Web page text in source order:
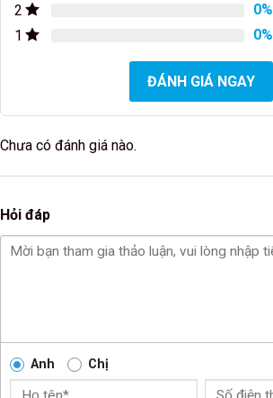
2
0%
1
0%
ĐÁNH GIÁ NGAY
Chưa có đánh giá nào.
Hỏi đáp
Anh Chị